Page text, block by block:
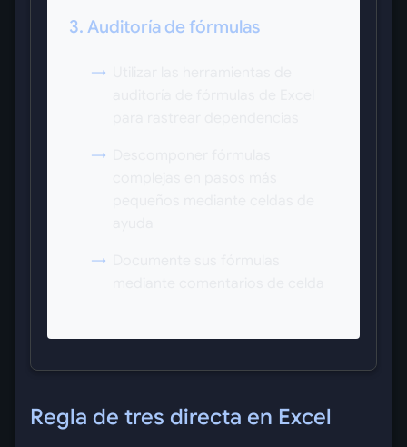
3. Auditoría de fórmulas
Regla de tres directa en Excel